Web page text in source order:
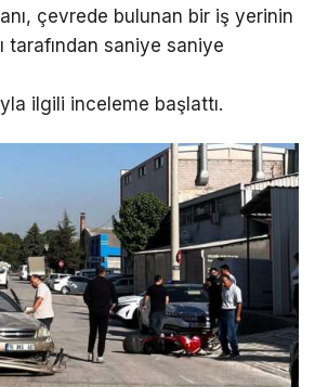
çevrede bulunan bir iş yerinin
tarafından saniye saniye
ilgili inceleme başlattı.